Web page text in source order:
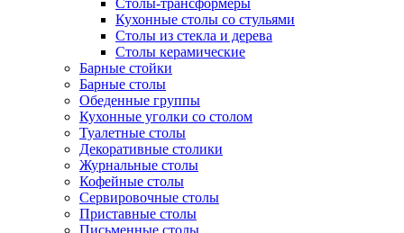
Столы-трансформеры
Кухонные столы со стульями
Столы из стекла и дерева
Столы керамические
Барные стойки
Барные столы
Обеденные группы
Кухонные уголки со столом
Туалетные столы
Декоративные столики
Журнальные столы
Кофейные столы
Сервировочные столы
Приставные столы